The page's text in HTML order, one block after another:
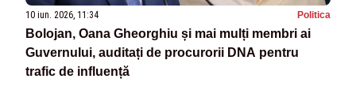
10 iun. 2026, 11:34 Politica
Bolojan, Oana Gheorghiu și mai mulți membri ai
Guvernului, auditați de procurorii DNA pentru
trafic de influență